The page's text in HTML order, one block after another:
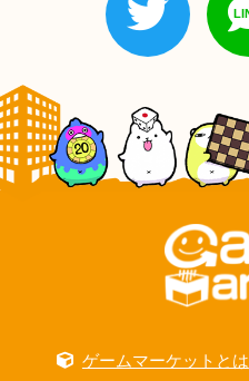
ゲームマーケットとは